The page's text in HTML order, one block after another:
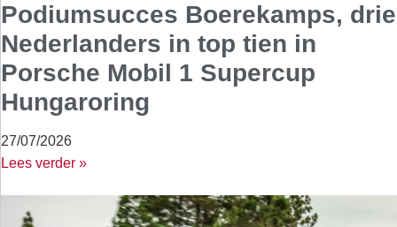
Podiumsucces Boerekamps, drie
Nederlanders in top tien in
Porsche Mobil 1 Supercup
Hungaroring
27/07/2026
Lees verder »